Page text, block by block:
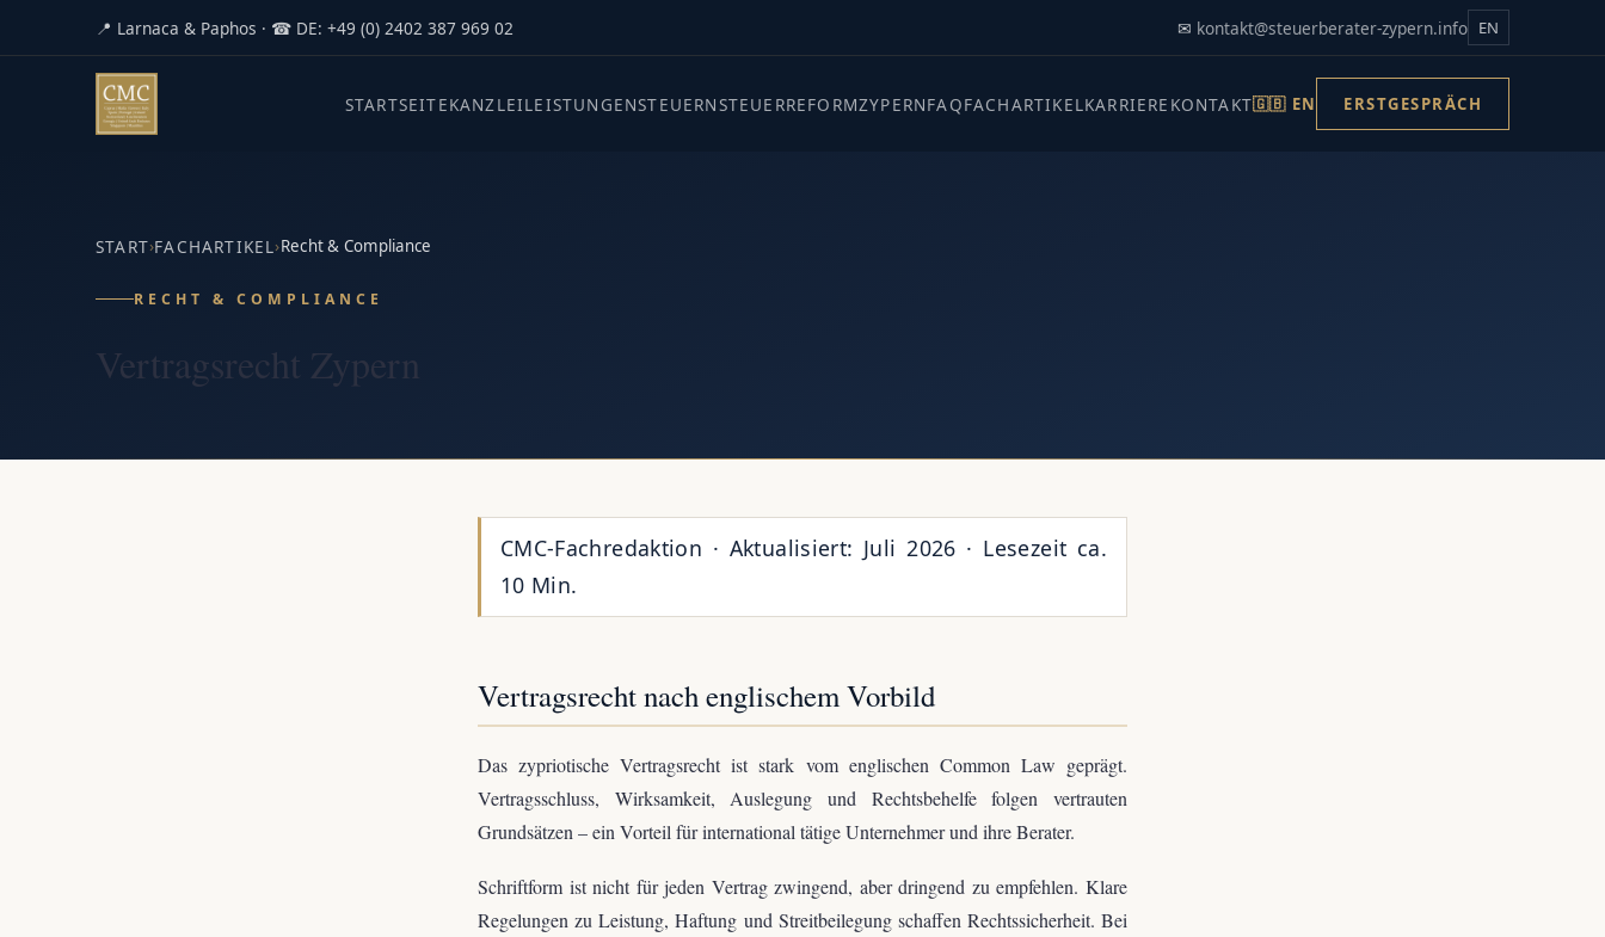
📍 Larnaca & Paphos · ☎ DE: +49 (0) 2402 387 969 02 ✉ kontakt@steuerberater-zypern.info EN
STARTSEITEKANZLEILEISTUNGENSTEUERNSTEUERREFORMZYPERNFAQFACHARTIKELKARRIERE KONTAKT🇬🇧 EN ERSTGESPRÄCH
START›FACHARTIKEL›Recht & Compliance
RECHT & COMPLIANCE
Vertragsrecht Zypern
CMC-Fachredaktion · Aktualisiert: Juli 2026 · Lesezeit ca.
10 Min.
Vertragsrecht nach englischem Vorbild
Das zypriotische Vertragsrecht ist stark vom englischen Common Law geprägt.
Vertragsschluss, Wirksamkeit, Auslegung und Rechtsbehelfe folgen vertrauten
Grundsätzen – ein Vorteil für international tätige Unternehmer und ihre Berater.
Schriftform ist nicht für jeden Vertrag zwingend, aber dringend zu empfehlen. Klare
Regelungen zu Leistung, Haftung und Streitbeilegung schaffen Rechtssicherheit. Bei